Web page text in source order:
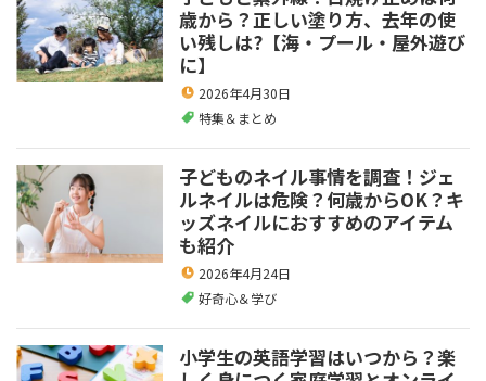
歳から？正しい塗り方、去年の使
い残しは?【海・プール・屋外遊び
に】
2026年4月30日
特集＆まとめ
子どものネイル事情を調査！ジェ
ルネイルは危険？何歳からOK？キ
ッズネイルにおすすめのアイテム
も紹介
2026年4月24日
好奇心＆学び
小学生の英語学習はいつから？楽